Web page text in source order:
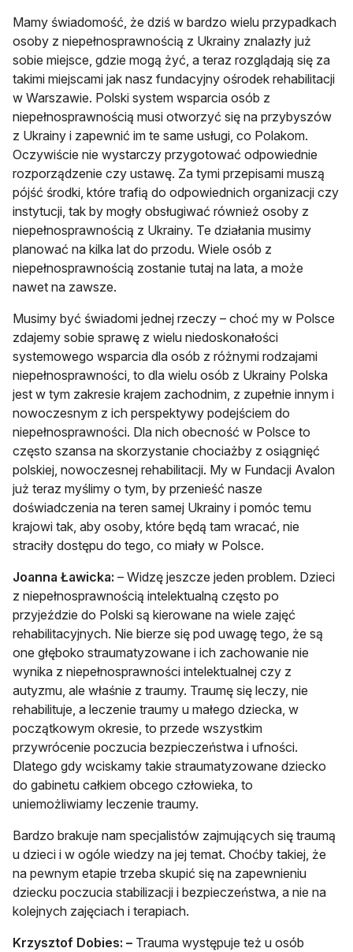
Mamy świadomość, że dziś w bardzo wielu przypadkach
osoby z niepełnosprawnością z Ukrainy znalazły już
sobie miejsce, gdzie mogą żyć, a teraz rozglądają się za
takimi miejscami jak nasz fundacyjny ośrodek rehabilitacji
w Warszawie. Polski system wsparcia osób z
niepełnosprawnością musi otworzyć się na przybyszów
z Ukrainy i zapewnić im te same usługi, co Polakom.
Oczywiście nie wystarczy przygotować odpowiednie
rozporządzenie czy ustawę. Za tymi przepisami muszą
pójść środki, które trafią do odpowiednich organizacji czy
instytucji, tak by mogły obsługiwać również osoby z
niepełnosprawnością z Ukrainy. Te działania musimy
planować na kilka lat do przodu. Wiele osób z
niepełnosprawnością zostanie tutaj na lata, a może
nawet na zawsze.
Musimy być świadomi jednej rzeczy – choć my w Polsce
zdajemy sobie sprawę z wielu niedoskonałości
systemowego wsparcia dla osób z różnymi rodzajami
niepełnosprawności, to dla wielu osób z Ukrainy Polska
jest w tym zakresie krajem zachodnim, z zupełnie innym i
nowoczesnym z ich perspektywy podejściem do
niepełnosprawności. Dla nich obecność w Polsce to
często szansa na skorzystanie chociażby z osiągnięć
polskiej, nowoczesnej rehabilitacji. My w Fundacji Avalon
już teraz myślimy o tym, by przenieść nasze
doświadczenia na teren samej Ukrainy i pomóc temu
krajowi tak, aby osoby, które będą tam wracać, nie
straciły dostępu do tego, co miały w Polsce.
Joanna Ławicka: – Widzę jeszcze jeden problem. Dzieci
z niepełnosprawnością intelektualną często po
przyjeździe do Polski są kierowane na wiele zajęć
rehabilitacyjnych. Nie bierze się pod uwagę tego, że są
one głęboko straumatyzowane i ich zachowanie nie
wynika z niepełnosprawności intelektualnej czy z
autyzmu, ale właśnie z traumy. Traumę się leczy, nie
rehabilituje, a leczenie traumy u małego dziecka, w
początkowym okresie, to przede wszystkim
przywrócenie poczucia bezpieczeństwa i ufności.
Dlatego gdy wciskamy takie straumatyzowane dziecko
do gabinetu całkiem obcego człowieka, to
uniemożliwiamy leczenie traumy.
Bardzo brakuje nam specjalistów zajmujących się traumą
u dzieci i w ogóle wiedzy na jej temat. Choćby takiej, że
na pewnym etapie trzeba skupić się na zapewnieniu
dziecku poczucia stabilizacji i bezpieczeństwa, a nie na
kolejnych zajęciach i terapiach.
Krzysztof Dobies: – Trauma występuje też u osób